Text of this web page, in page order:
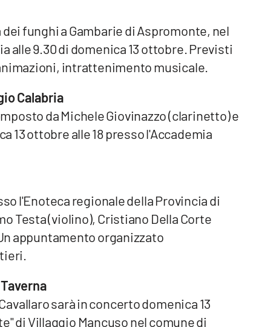
funghi a Gambarie di Aspromonte, nel
alle 9.30 di domenica 13 ottobre. Previsti
intrattenimento musicale.
Calabria
da Michele Giovinazzo (clarinetto) e
13 ottobre alle 18 presso l'Accademia
l'Enoteca regionale della Provincia di
Testa (violino), Cristiano Della Corte
appuntamento organizzato
sarà in concerto domenica 13
di Villaggio Mancuso nel comune di